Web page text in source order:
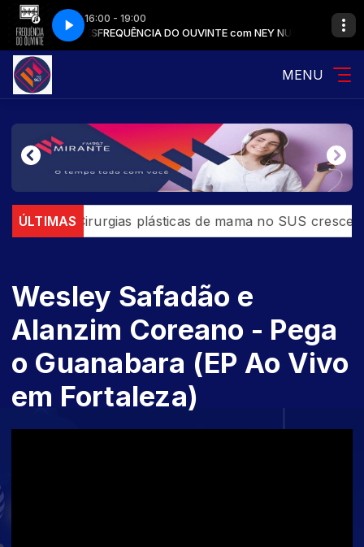
16:00 - 19:00
com NEY NUNES FREQUÊNCIA DO OUVINTE com NEY NUNES
MENU
ÚLTIMASCirurgias plásticas de mama no SUS crescem
Wesley Safadão e
Alanzim Coreano - Pega
o Guanabara (EP Ao Vivo
em Fortaleza)